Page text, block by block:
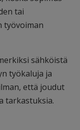
tai
työvoiman
sähköistä
työkaluja ja
että joudut
tarkastuksia.